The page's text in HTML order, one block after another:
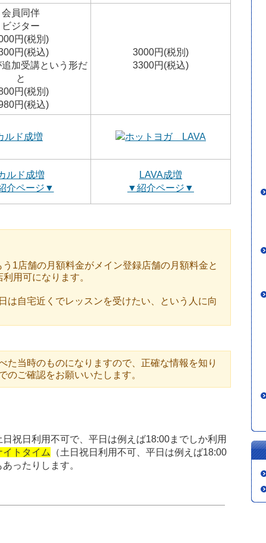
会員同伴
ビジター
円(税別)
円(税込)
加受講という形だ
と
円(税別)
円(税込)
3000円(税別)
3300円(税込)
ルド成増 ホットヨガ LAVA
ルド成増
介ページ▼
LAVA成増
▼紹介ページ▼
う1店舗の月額料金がメイン登録店舗の月額料金と
用可になります。
は自宅近くでレッスンを受けたい、という人に向
た当時のものになりますので、正確な情報を知り
のご確認をお願いいたします。
日祝日利用不可で、平日は例えば18:00までしか利用
イトタイム
（土日祝日利用不可、平日は例えば18:00
ったりします。